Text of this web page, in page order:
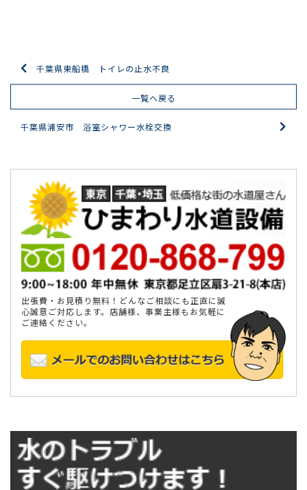
千葉県東船橋 トイレの止水不良
一覧へ戻る
千葉県浦安市 浴室シャワー水栓交換
出張費・お見積り無料！どんなご相談にも正直に誠
心誠意ご対応します。店舗様、事業主様もお気軽に
ご連絡ください。